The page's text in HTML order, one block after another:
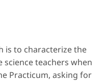
is to characterize the
science teachers when
Practicum, asking for